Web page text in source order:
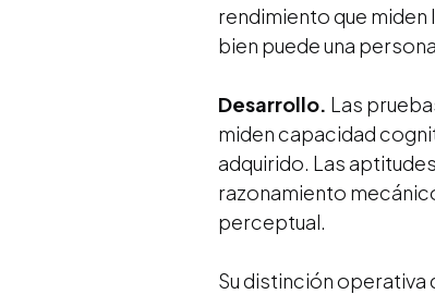
rendimiento que miden
bien puede una
Desarrollo. Las
miden capacidad
adquirido. Las
razonamiento
perceptual.
Su distinción operativa